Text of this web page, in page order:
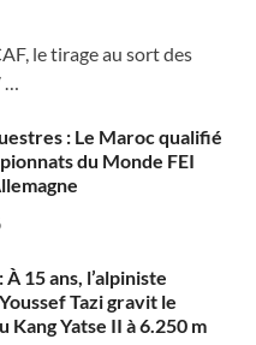
le tirage au sort des
…
: Le Maroc qualifié
du Monde FEI
À 15 ans, l’alpiniste
Tazi gravit le
Kang Yatse II à 6.250 m